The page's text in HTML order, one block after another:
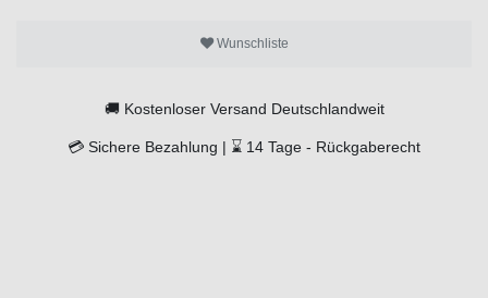
Wunschliste
🚚 Kostenloser Versand Deutschlandweit
💳 Sichere Bezahlung | ⌛ 14 Tage - Rückgaberecht